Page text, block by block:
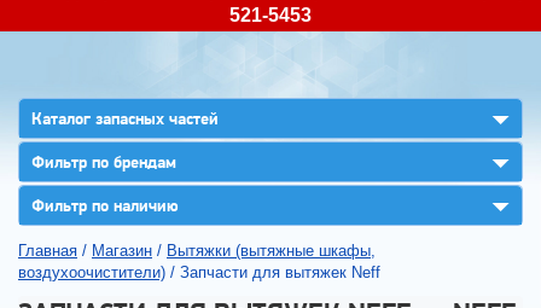
521-5453
Каталог запасных частей ▼
Фильтр по брендам ▼
Фильтр по наличию ▼
Главная / Магазин / Вытяжки (вытяжные шкафы,
воздухоочистители) / Запчасти для вытяжек Neff